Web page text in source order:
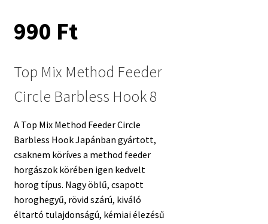
990 Ft
Top Mix Method Feeder
Circle Barbless Hook 8
A Top Mix Method Feeder Circle
Barbless Hook Japánban gyártott,
csaknem köríves a method feeder
horgászok körében igen kedvelt
horog típus. Nagy öblű, csapott
horoghegyű, rövid szárú, kiváló
éltartó tulajdonságú, kémiai élezésű